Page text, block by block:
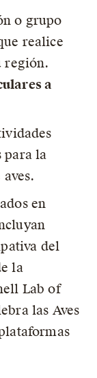
o grupo
realice
región.
a
para la
en
del
la
Lab of
las Aves